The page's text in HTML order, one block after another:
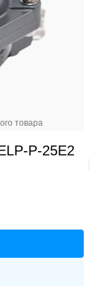
товара
P-25E2